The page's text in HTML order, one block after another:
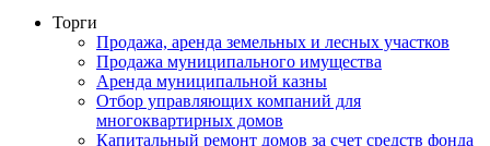
Торги
Продажа, аренда земельных и лесных участков
Продажа муниципального имущества
Аренда муниципальной казны
Отбор управляющих компаний для
многоквартирных домов
Капитальный ремонт домов за счет средств фонда